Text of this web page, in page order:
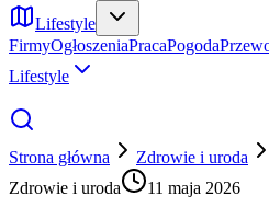
Lifestyle
FirmyOgłoszeniaPracaPogoda
Lifestyle
Strona główna Zdrowie i uroda
Zdrowie i uroda
11 maja 2026